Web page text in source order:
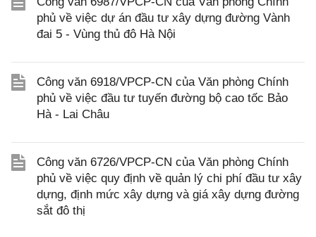
phủ về việc dự án đầu tư xây dựng đường Vành
đai 5 - Vùng thủ đô Hà Nội
Công văn 6918/VPCP-CN của Văn phòng Chính
phủ về việc đầu tư tuyến đường bộ cao tốc Bảo
Hà - Lai Châu
Công văn 6726/VPCP-CN của Văn phòng Chính
phủ về việc quy định về quản lý chi phí đầu tư xây
dựng, định mức xây dựng và giá xây dựng đường
sắt đô thị